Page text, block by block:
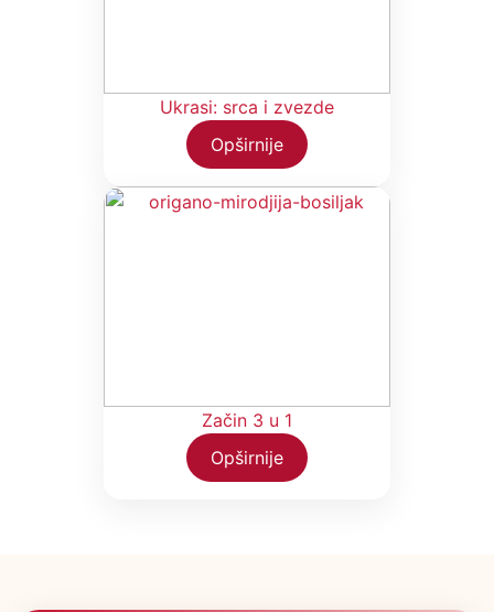
Ukrasi: srca i zvezde
Opširnije
Začin 3 u 1
Opširnije